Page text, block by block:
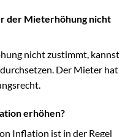
der Mieterhöhung nicht
nicht zustimmt, kannst
Der Mieter hat
erhöhen?
Inflation ist in der Regel